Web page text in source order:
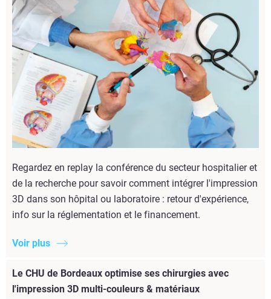
Regardez en replay la conférence du secteur hospitalier et
de la recherche pour savoir comment intégrer l'impression
3D dans son hôpital ou laboratoire : retour d'expérience,
info sur la réglementation et le financement.
Voir plus
Le CHU de Bordeaux optimise ses chirurgies avec
l'impression 3D multi-couleurs & matériaux